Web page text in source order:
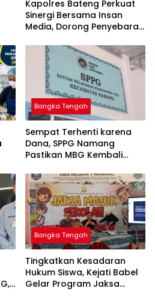
‎Kapolres Bateng Perkuat
Sinergi Bersama Insan
Media, Dorong Penyebaran
Layanan Polri 110
Bangka Tengah
‎Sempat Terhenti karena
Dana, SPPG Namang
Pastikan MBG Kembali
Bangka Tengah
Tingkatkan Kesadaran
Hukum Siswa, Kejati Babel
Gelar Program Jaksa